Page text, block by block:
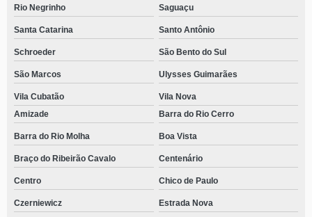
Rio Negrinho Saguaçu
Santa Catarina Santo Antônio
Schroeder São Bento do Sul
São Marcos Ulysses Guimarães
Vila Cubatão
Vila Nova
Amizade
Barra do Rio Cerro
Barra do Rio Molha Boa Vista
Braço do Ribeirão Cavalo Centenário
Centro Chico de Paulo
Czerniewicz Estrada Nova